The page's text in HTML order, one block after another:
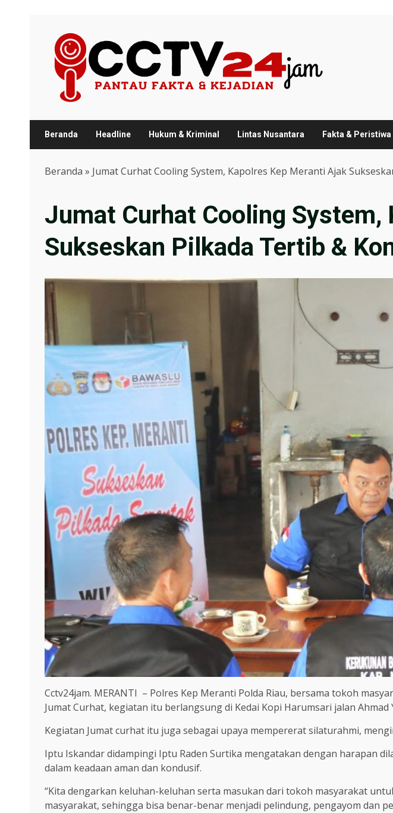
content
Beranda Headline Hukum & Kriminal Lintas Nusantara Fakta & Peristiwa
Beranda » Jumat Curhat Cooling System, Kapolres Kep Meranti Ajak
Jumat Curhat Cooling
Sukseskan Pilkada Tertib &
Cctv24jam. MERANTI – Polres Kep Meranti Polda Riau, bersama tokoh
Jumat Curhat, kegiatan itu berlangsung di Kedai Kopi Harumsari jalan Ahmad
Kegiatan Jumat curhat itu juga sebagai upaya mempererat silaturahmi,
Iptu Iskandar didampingi Iptu Raden Surtika mengatakan dengan harapan
dalam keadaan aman dan kondusif.
“Kita dengarkan keluhan-keluhan serta masukan dari tokoh masyarakat
masyarakat, sehingga bisa benar-benar menjadi pelindung, pengayom dan